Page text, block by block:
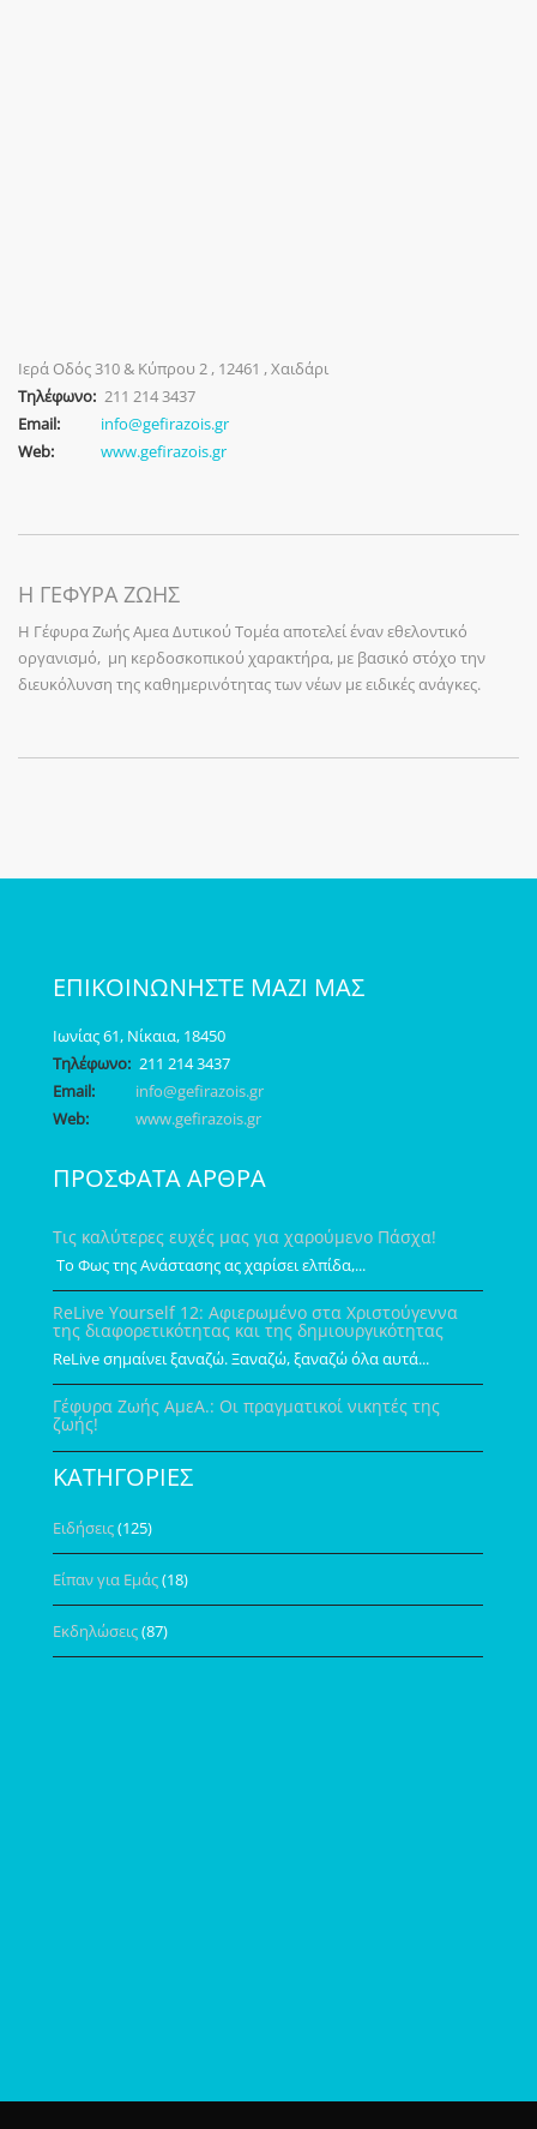
Ιερά Οδός 310 & Κύπρου 2 , 12461 , Χαιδάρι
Τηλέφωνο:211 214 3437
Email:
info@gefirazois.gr
Web:
www.gefirazois.gr
Η ΓΕΦΥΡΑ ΖΩΗΣ
Η Γέφυρα Ζωής Αμεα Δυτικού Τομέα αποτελεί έναν εθελοντικό
οργανισμό, μη κερδοσκοπικού χαρακτήρα, με βασικό στόχο την
διευκόλυνση της καθημερινότητας των νέων με ειδικές ανάγκες.
ΕΠΙΚΟΙΝΩΝΗΣΤΕ ΜΑΖΙ ΜΑΣ
Ιωνίας 61, Νίκαια, 18450
Τηλέφωνο:211 214 3437
Email:
info@gefirazois.gr
Web:
www.gefirazois.gr
ΠΡΟΣΦΑΤΑ ΑΡΘΡΑ
Τις καλύτερες ευχές μας για χαρούμενο Πάσχα!
Το Φως της Ανάστασης ας χαρίσει ελπίδα,...
ReLive Yourself 12: Αφιερωμένο στα Χριστούγεννα
της διαφορετικότητας και της δημιουργικότητας
ReLive σημαίνει ξαναζώ. Ξαναζώ, ξαναζώ όλα αυτά...
Γέφυρα Ζωής ΑμεΑ.: Οι πραγματικοί νικητές της
ζωής!
ΚΑΤΗΓΟΡΙΕΣ
Ειδήσεις(125)
Είπαν για Εμάς(18)
Εκδηλώσεις(87)